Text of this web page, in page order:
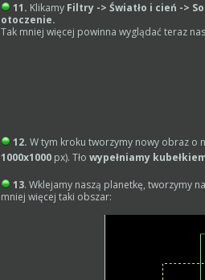
11. Klikamy Filtry -> Światło i cień ->
otoczenie.
Tak mniej więcej powinna wyglądać teraz
12. W tym kroku tworzymy nowy obraz o
1000x1000 px). Tłowypełniamy
13. Wklejamy naszą planetkę, tworzymy
mniej więcej taki obszar: